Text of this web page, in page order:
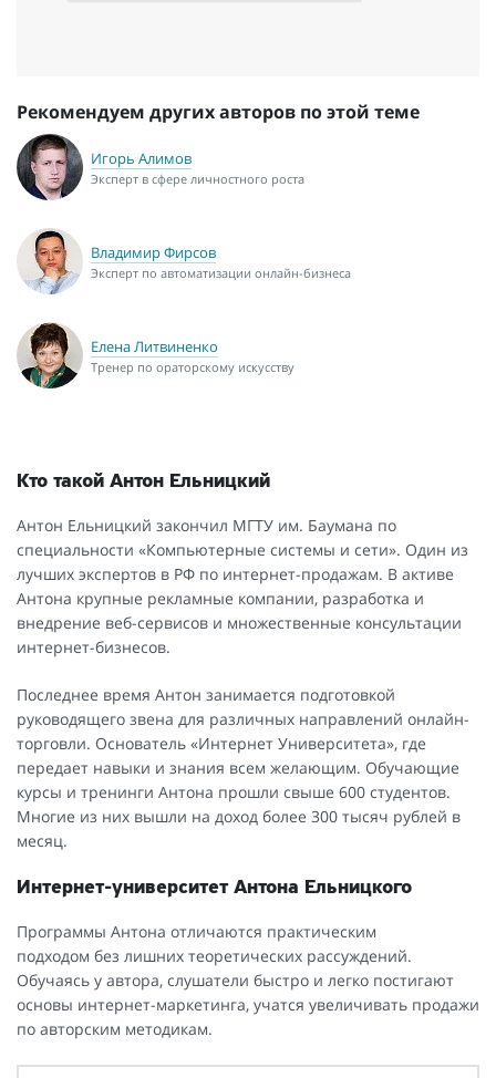
Рекомендуем других авторов по этой теме
Игорь Алимов
Эксперт в сфере личностного роста
Владимир Фирсов
Эксперт по автоматизации онлайн-бизнеса
Елена Литвиненко
Тренер по ораторскому искусству
Кто такой Антон Ельницкий
Антон Ельницкий закончил МГТУ им. Баумана по
специальности «Компьютерные системы и сети». Один из
лучших экспертов в РФ по интернет-продажам. В активе
Антона крупные рекламные компании, разработка и
внедрение веб-сервисов и множественные консультации
интернет-бизнесов.
Последнее время Антон занимается подготовкой
руководящего звена для различных направлений онлайн-
торговли. Основатель «Интернет Университета», где
передает навыки и знания всем желающим. Обучающие
курсы и тренинги Антона прошли свыше 600 студентов.
Многие из них вышли на доход более 300 тысяч рублей в
месяц.
Интернет-университет Антона Ельницкого
Программы Антона отличаются практическим
подходом без лишних теоретических рассуждений.
Обучаясь у автора, слушатели быстро и легко постигают
основы интернет-маркетинга, учатся увеличивать продажи
по авторским методикам.